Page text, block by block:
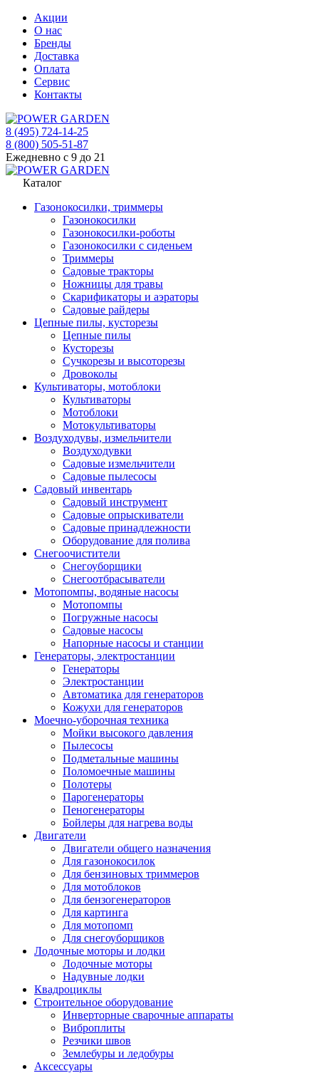
Акции
О нас
Бренды
Доставка
Оплата
Сервис
Контакты
8 (495) 724-14-25
8 (800) 505-51-87
Ежедневно с 9 до 21
Каталог
Газонокосилки, триммеры
Газонокосилки
Газонокосилки-роботы
Газонокосилки с сиденьем
Триммеры
Садовые тракторы
Ножницы для травы
Скарификаторы и аэраторы
Садовые райдеры
Цепные пилы, кусторезы
Цепные пилы
Кусторезы
Сучкорезы и высоторезы
Дровоколы
Культиваторы, мотоблоки
Культиваторы
Мотоблоки
Мотокультиваторы
Воздуходувы, измельчители
Воздуходувки
Садовые измельчители
Садовые пылесосы
Садовый инвентарь
Садовый инструмент
Садовые опрыскиватели
Садовые принадлежности
Оборудование для полива
Снегоочистители
Снегоуборщики
Снегоотбрасыватели
Мотопомпы, водяные насосы
Мотопомпы
Погружные насосы
Садовые насосы
Напорные насосы и станции
Генераторы, электростанции
Генераторы
Электростанции
Автоматика для генераторов
Кожухи для генераторов
Моечно-уборочная техника
Мойки высокого давления
Пылесосы
Подметальные машины
Поломоечные машины
Полотеры
Парогенераторы
Пеногенераторы
Бойлеры для нагрева воды
Двигатели
Двигатели общего назначения
Для газонокосилок
Для бензиновых триммеров
Для мотоблоков
Для бензогенераторов
Для картинга
Для мотопомп
Для снегоуборщиков
Лодочные моторы и лодки
Лодочные моторы
Надувные лодки
Квадроциклы
Строительное оборудование
Инверторные сварочные аппараты
Виброплиты
Резчики швов
Землебуры и ледобуры
Аксессуары